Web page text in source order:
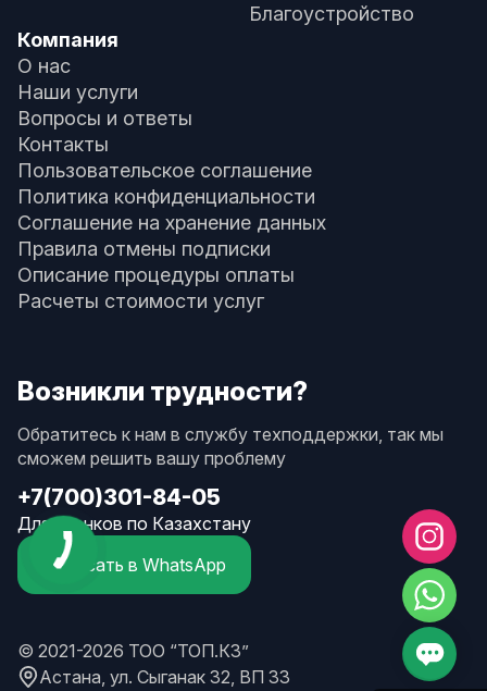
Благоустройство
Компания
О нас
Наши услуги
Вопросы и ответы
Контакты
Пользовательское соглашение
Политика конфиденциальности
Соглашение на хранение данных
Правила отмены подписки
Описание процедуры оплаты
Расчеты стоимости услуг
Возникли трудности?
Обратитесь к нам в службу техподдержки, так мы
сможем решить вашу проблему
+7(700)301-84-05
Для звонков по Казахстану
Написать в WhatsApp
© 2021-2026 ТОО “ТОП.КЗ”
Астана, ул. Сыганак 32, ВП 33